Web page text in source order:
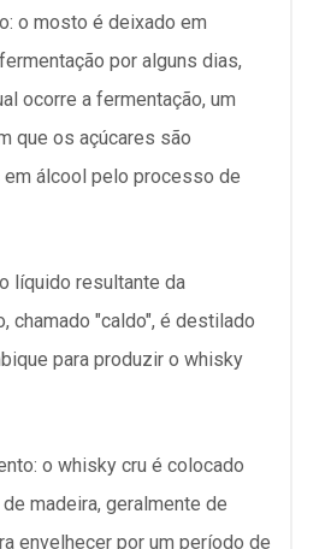
o mosto é deixado em
por alguns dias,
ocorre a fermentação, um
que os açúcares são
álcool pelo processo de
líquido resultante da
chamado "caldo", é destilado
para produzir o whisky
o whisky cru é colocado
madeira, geralmente de
envelhecer por um período de